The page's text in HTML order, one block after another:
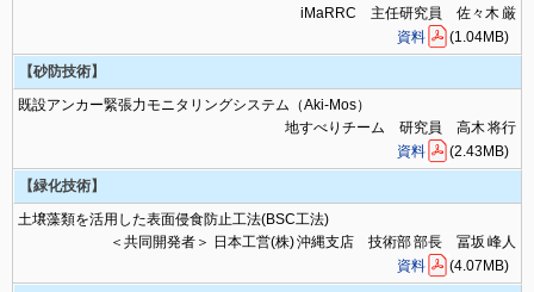
iMaRRC 主任研究員 佐々木 厳
資料
(1.04MB)
【砂防技術】
既設アンカー緊張力モニタリングシステム（Aki-Mos）
地すべりチーム 研究員 高木 将行
資料
(2.43MB)
【緑化技術】
土壌藻類を活用した表面侵食防止工法(BSC工法)
＜共同開発者＞ 日本工営(株) 沖縄支店 技術部 部長 冨坂 峰人
資料
(4.07MB)